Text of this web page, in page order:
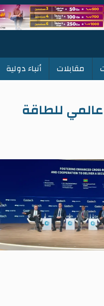
مقابلات أنباء دولية
للطاقة